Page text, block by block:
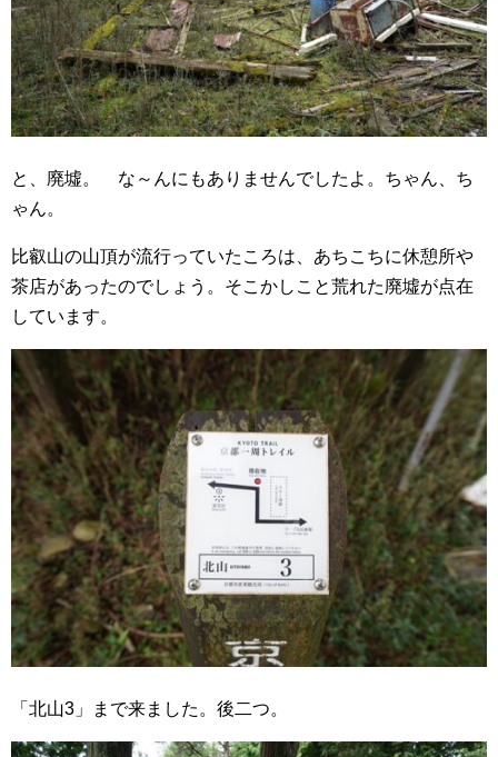
と、廃墟。 な～んにもありませんでしたよ。ちゃん、ち
ゃん。
比叡山の山頂が流行っていたころは、あちこちに休憩所や
茶店があったのでしょう。そこかしこと荒れた廃墟が点在
しています。
「北山3」まで来ました。後二つ。